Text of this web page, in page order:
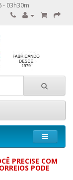
- 03h30m
PRECISE COM
PODE